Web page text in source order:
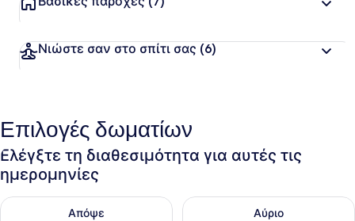
Νιώστε σαν στο σπίτι σας (6)
Επιλογές δωματίων
Ελέγξτε τη διαθεσιμότητα για αυτές τις
ημερομηνίες
Απόψε
Έλεγχος διαθεσιμότητας για απόψε Αυγ 8 - Αυγ 9
Αύριο
Έλεγχος διαθεσιμότητας